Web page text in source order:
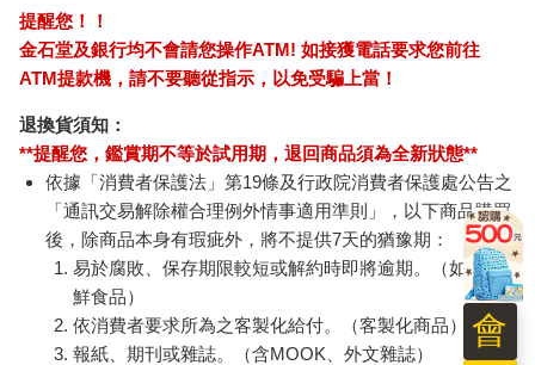
提醒您！！
金石堂及銀行均不會請您操作ATM! 如接獲電話要求您前往
ATM提款機，請不要聽從指示，以免受騙上當！
退換貨須知：
**提醒您，鑑賞期不等於試用期，退回商品須為全新狀態**
依據「消費者保護法」第19條及行政院消費者保護處公告之
「通訊交易解除權合理例外情事適用準則」，以下商品購買
後，除商品本身有瑕疵外，將不提供7天的猶豫期：
易於腐敗、保存期限較短或解約時即將逾期。（如：生
鮮食品）
依消費者要求所為之客製化給付。（客製化商品）
報紙、期刊或雜誌。（含MOOK、外文雜誌）
會